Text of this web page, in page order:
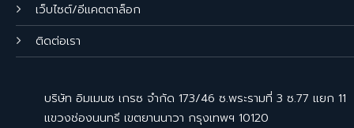
เว็บไซต์/อีแคตตาล็อก
ติดต่อเรา
บริษัท อิมเมนซ เกรซ จำกัด 173/46 ซ.พระรามที่ 3 ซ.77 แยก 11
แขวงช่องนนทรี เขตยานนาวา กรุงเทพฯ 10120